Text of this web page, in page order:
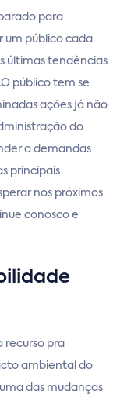
para
um público cada
últimas tendências
público tem se
ações já não
do
a demandas
principais
nos próximos
conosco e
recurso pra
ambiental do
das mudanças